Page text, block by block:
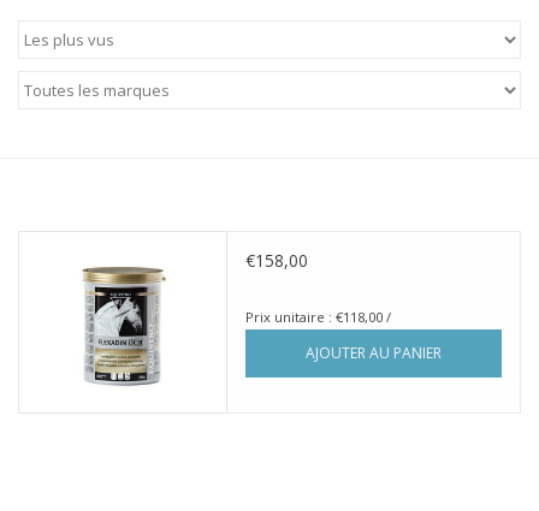
Contactez-nous €158,00
Prix unitaire : €118,00 /
AJOUTER AU PANIER